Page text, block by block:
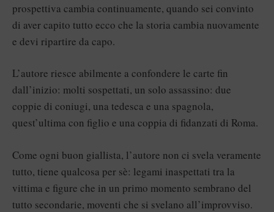
prospettiva cambia continuamente, quando sei convinto
di aver capito tutto ecco che la storia cambia nuovamente
e devi ripartire da capo.
L’autore riesce abilmente a confondere le carte fin
dall’inizio: molti sospettati, un solo assassino: due
coppie di coniugi, una tedesca e una spagnola,
quest’ultima con figlio e una coppia di fidanzati di Roma.
Come ogni buon giallista, l’autore non ci svela veramente
tutto, tiene qualcosa per sè: legami inaspettati tra la
vittima e figure che in un primo momento sembrano del
tutto secondarie, moventi che si svelano all’improvviso.